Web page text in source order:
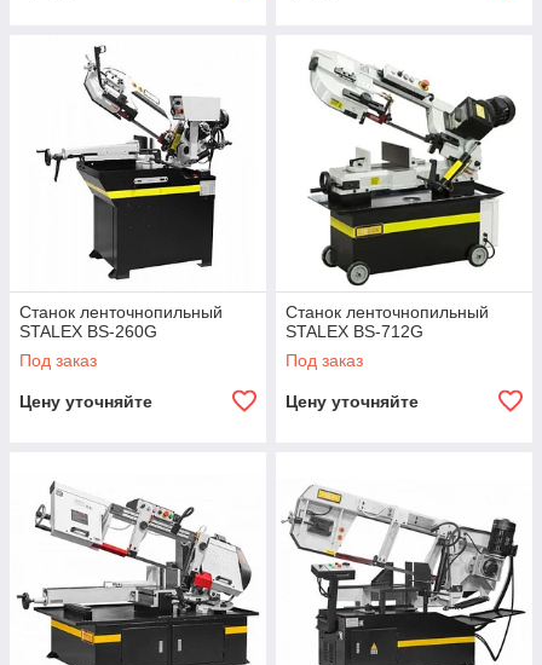
Станок ленточнопильный
STALEX BS-260G
Под заказ
Цену уточняйте
Станок ленточнопильный
STALEX BS-712G
Под заказ
Цену уточняйте